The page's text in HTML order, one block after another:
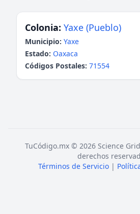
Colonia: Yaxe (Pueblo)
Municipio: Yaxe
Estado: Oaxaca
Códigos Postales: 71554
TuCódigo.mx © 2026 Science
derechos
Términos de Servicio |